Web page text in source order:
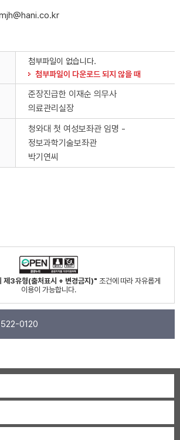
첨부파일이 없습니다.
첨부파일이 다운로드 되지 않을 때
준장진급한 이재순 의무사
의료관리실장
청와대 첫 여성보좌관 임명 -
정보과학기술보좌관
박기연씨
제3유형(출처표시 + 변경금지)" 조건에 따라 자유롭게
이용이 가능합니다.
0120